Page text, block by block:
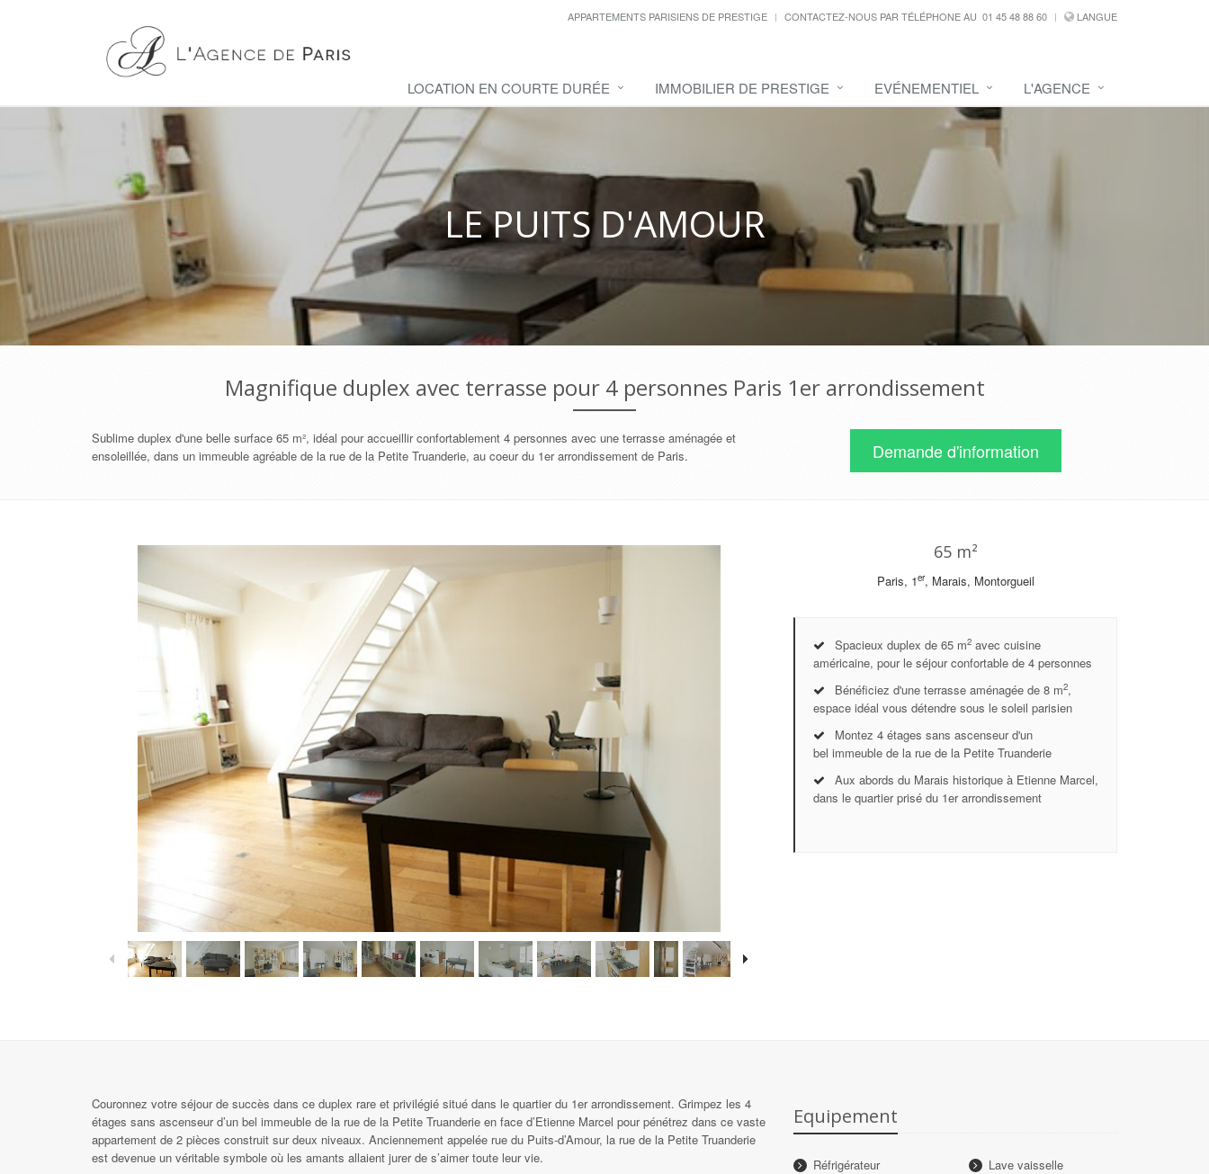
APPARTEMENTS PARISIENS DE PRESTIGE CONTACTEZ-NOUS PAR TÉLÉPHONE AU 01 45 48 88 60 LANGUE
LOCATION EN COURTE DURÉE IMMOBILIER DE PRESTIGE EVÉNEMENTIEL L'AGENCE
LE PUITS D'AMOUR
Magnifique duplex avec terrasse pour 4 personnes Paris 1er arrondissement
Sublime duplex d'une belle surface 65 m², idéal pour accueillir confortablement 4 personnes avec une terrasse aménagée et
ensoleillée, dans un immeuble agréable de la rue de la Petite Truanderie, au coeur du 1er arrondissement de Paris.
Demande d'information
65 m²
Paris, 1er, Marais, Montorgueil
Spacieux duplex de 65 m2 avec cuisine
américaine, pour le séjour confortable de 4 personnes
Bénéficiez d'une terrasse aménagée de 8 m2,
espace idéal vous détendre sous le soleil parisien
Montez 4 étages sans ascenseur d'un
bel immeuble de la rue de la Petite Truanderie
Aux abords du Marais historique à Etienne Marcel,
dans le quartier prisé du 1er arrondissement
Couronnez votre séjour de succès dans ce duplex rare et privilégié situé dans le quartier du 1er arrondissement. Grimpez les 4
étages sans ascenseur d’un bel immeuble de la rue de la Petite Truanderie en face d’Etienne Marcel pour pénétrez dans ce vaste
appartement de 2 pièces construit sur deux niveaux. Anciennement appelée rue du Puits-d’Amour, la rue de la Petite Truanderie
est devenue un véritable symbole où les amants allaient jurer de s’aimer toute leur vie.
Equipement
Réfrigérateur
Lave vaisselle